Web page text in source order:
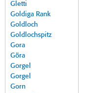
Gletti
Goldiga Rank
Goldloch
Goldlochspitz
Gora
Göra
Gorgel
Gorgel
Gorn